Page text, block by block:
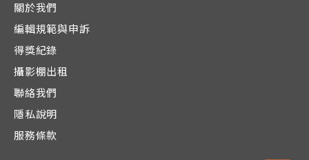
關於我們
編輯規範與申訴
得獎紀錄
攝影棚出租
聯絡我們
隱私說明
服務條款